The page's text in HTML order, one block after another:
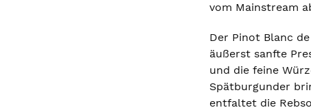
vom Mainstream
Der Pinot Blanc
äußerst sanfte
und die feine
Spätburgunder
entfaltet die